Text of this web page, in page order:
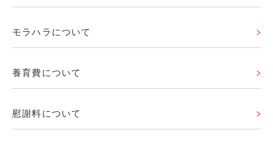
モラハラについて
養育費について
慰謝料について